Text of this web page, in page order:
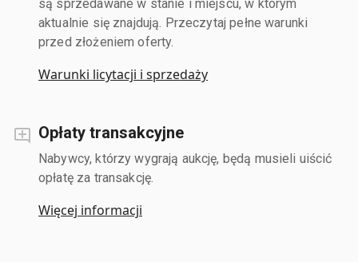
są sprzedawane w stanie i miejscu, w którym
aktualnie się znajdują. Przeczytaj pełne warunki
przed złożeniem oferty.
Warunki licytacji i sprzedaży
Opłaty transakcyjne
Nabywcy, którzy wygrają aukcję, będą musieli uiścić
opłatę za transakcję.
Więcej informacji